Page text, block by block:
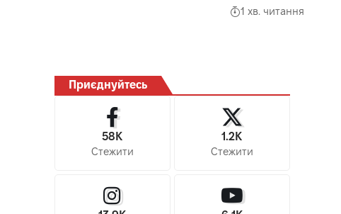
1 хв. читання
Приєднуйтесь
58K
Стежити
1.2K
Стежити